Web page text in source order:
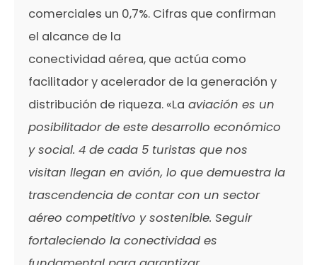
comerciales un 0,7%. Cifras que confirman
el alcance de la
conectividad aérea, que actúa como
facilitador y acelerador de la generación y
distribución de riqueza. «La aviación es un
posibilitador de este desarrollo económico
y social. 4 de cada 5 turistas que nos
visitan llegan en avión, lo que demuestra la
trascendencia de contar con un sector
aéreo competitivo y sostenible. Seguir
fortaleciendo la conectividad es